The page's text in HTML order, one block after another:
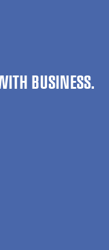
BUSINESS.